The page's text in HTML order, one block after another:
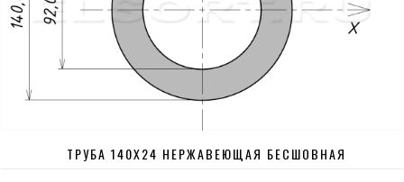
ТРУБА 140Х24 НЕРЖАВЕЮЩАЯ БЕСШОВНАЯ